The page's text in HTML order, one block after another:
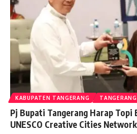
KABUPATEN TANGERANG TANGERANG
Pj Bupati Tangerang Harap Topi
UNESCO Creative Cities Network